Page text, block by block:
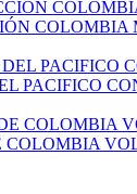
PACIFICO
COLOMBIA